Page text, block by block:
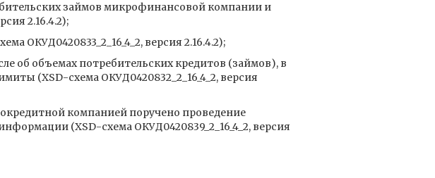
займов микрофинансовой компании и
2.16.4.2);
ОКУД0420833_2_16_4_2, версия 2.16.4.2);
об объемах потребительских кредитов (займов), в
(XSD-схема ОКУД0420832_2_16_4_2, версия
компанией поручено проведение
(XSD-схема ОКУД0420839_2_16_4_2, версия